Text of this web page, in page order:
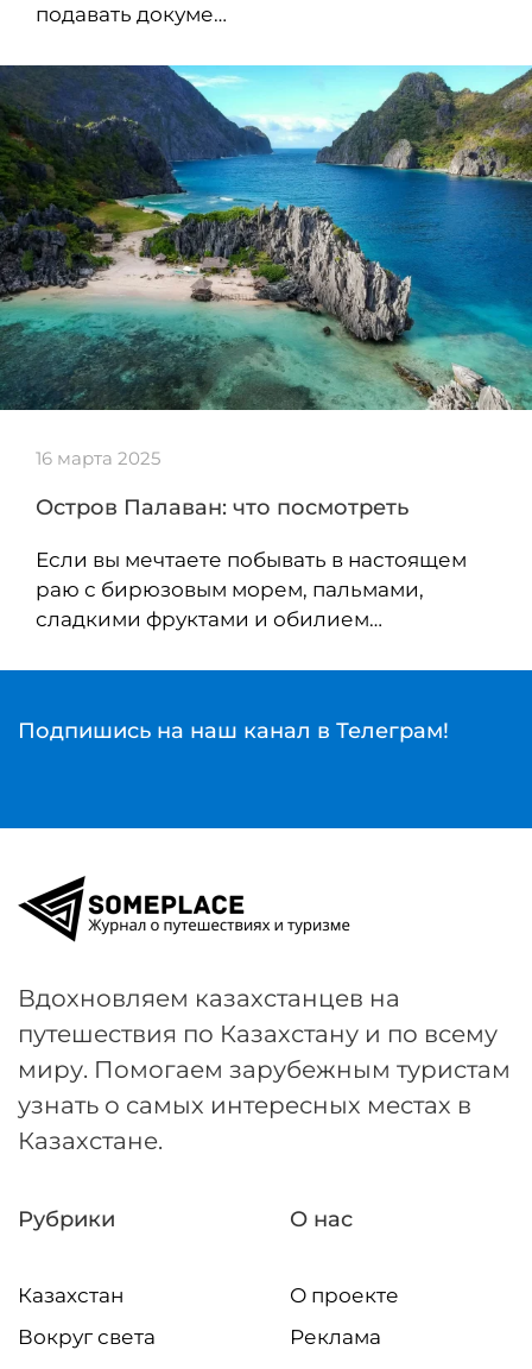
подавать докуме…
16 марта 2025
Остров Палаван: что посмотреть
Если вы мечтаете побывать в настоящем
раю с бирюзовым морем, пальмами,
сладкими фруктами и обилием…
Подпишись на наш канал в Телеграм!
Вдохновляем казахстанцев на
путешествия по Казахстану и по всему
миру. Помогаем зарубежным туристам
узнать о самых интересных местах в
Казахстане.
Рубрики
Казахстан
Вокруг света
О нас
О проекте
Реклама